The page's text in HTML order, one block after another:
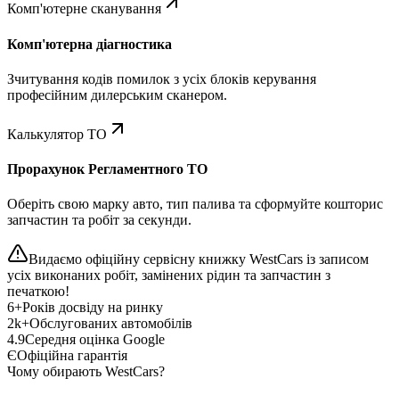
Комп'ютерне сканування
Комп'ютерна діагностика
Зчитування кодів помилок з усіх блоків керування
професійним дилерським сканером.
Калькулятор ТО
Прорахунок Регламентного ТО
Оберіть свою марку авто, тип палива та сформуйте кошторис
запчастин та робіт за секунди.
Видаємо офіційну сервісну книжку WestCars із записом
усіх виконаних робіт, замінених рідин та запчастин з
печаткою!
6+Років досвіду на ринку
2k+Обслугованих автомобілів
4.9Середня оцінка Google
ЄОфіційна гарантія
Чому обирають WestCars?